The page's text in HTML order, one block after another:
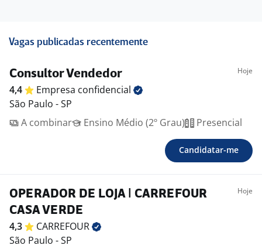
Vagas publicadas recentemente
Consultor Vendedor Hoje
4,4 Empresa confidencial
São Paulo - SP
A combinar
Ensino Médio (2º Grau) Presencial
Candidatar-me
OPERADOR DE LOJA | CARREFOUR
CASA VERDE
Hoje
4,3
CARREFOUR
São Paulo - SP